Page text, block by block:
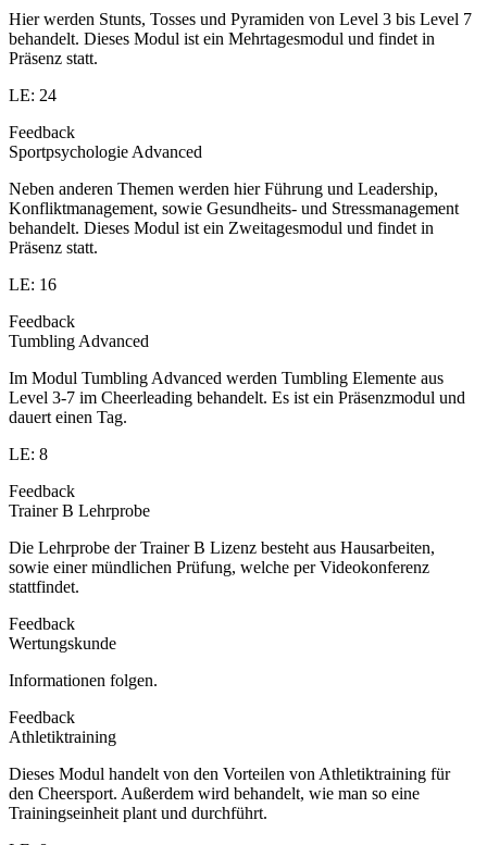
Hier werden Stunts, Tosses und Pyramiden von Level 3 bis Level 7
behandelt. Dieses Modul ist ein Mehrtagesmodul und findet in
Präsenz statt.
LE: 24
Feedback
Sportpsychologie Advanced
Neben anderen Themen werden hier Führung und Leadership,
Konfliktmanagement, sowie Gesundheits- und Stressmanagement
behandelt. Dieses Modul ist ein Zweitagesmodul und findet in
Präsenz statt.
LE: 16
Feedback
Tumbling Advanced
Im Modul Tumbling Advanced werden Tumbling Elemente aus
Level 3-7 im Cheerleading behandelt. Es ist ein Präsenzmodul und
dauert einen Tag.
LE: 8
Feedback
Trainer B Lehrprobe
Die Lehrprobe der Trainer B Lizenz besteht aus Hausarbeiten,
sowie einer mündlichen Prüfung, welche per Videokonferenz
stattfindet.
Feedback
Wertungskunde
Informationen folgen.
Feedback
Athletiktraining
Dieses Modul handelt von den Vorteilen von Athletiktraining für
den Cheersport. Außerdem wird behandelt, wie man so eine
Trainingseinheit plant und durchführt.